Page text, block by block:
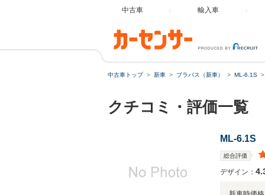
中古車 輸入車
中古車トップ 新車 ブラバス（新車） ML-6.1S
クチコミ・評価一覧
ML-6.1S
総合評価
デザイン：